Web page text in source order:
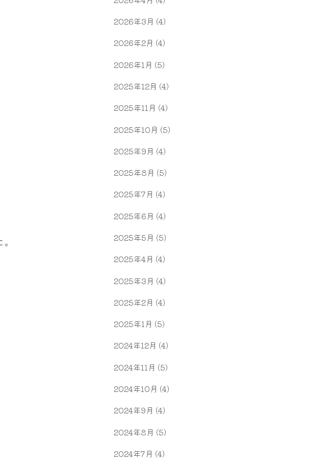
2026年3月 (4)
2026年2月 (4)
2026年1月 (5)
2025年12月 (4)
2025年11月 (4)
2025年10月 (5)
2025年9月 (4)
2025年8月 (5)
2025年7月 (4)
2025年6月 (4)
2025年5月 (5)
2025年4月 (4)
2025年3月 (4)
2025年2月 (4)
2025年1月 (5)
2024年12月 (4)
2024年11月 (5)
2024年10月 (4)
2024年9月 (4)
2024年8月 (5)
2024年7月 (4)